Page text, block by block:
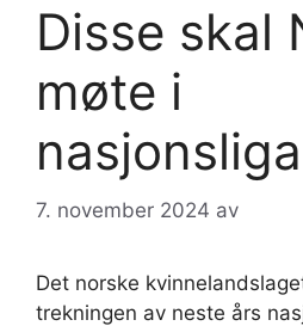
Disse skal
møte i
7. november 2024 av
Det norske
trekningen av neste års